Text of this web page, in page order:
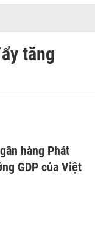
tăng
hàng Phát
GDP của Việt